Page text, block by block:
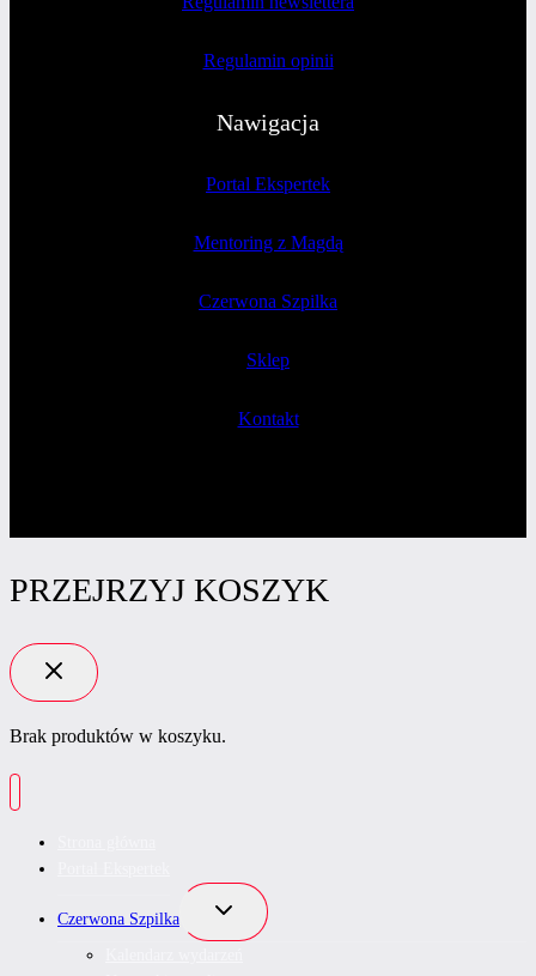
Regulamin opinii
Nawigacja
Portal Ekspertek
Mentoring z Magdą
Czerwona Szpilka
Sklep
Kontakt
PRZEJRZYJ KOSZYK
Brak produktów w koszyku.
Czerwona Szpilka
Przełącz
podrzędne